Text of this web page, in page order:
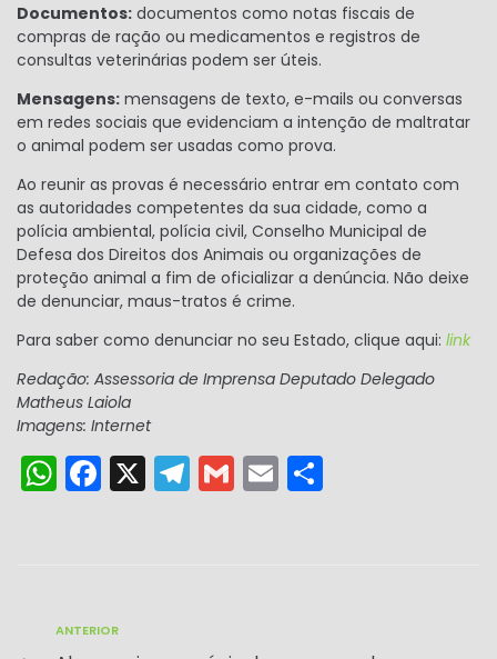
Documentos: documentos como notas fiscais de
compras de ração ou medicamentos e registros de
consultas veterinárias podem ser úteis.
Mensagens: mensagens de texto, e-mails ou conversas
em redes sociais que evidenciam a intenção de maltratar
o animal podem ser usadas como prova.
Ao reunir as provas é necessário entrar em contato com
as autoridades competentes da sua cidade, como a
polícia ambiental, polícia civil, Conselho Municipal de
Defesa dos Direitos dos Animais ou organizações de
proteção animal a fim de oficializar a denúncia. Não deixe
de denunciar, maus-tratos é crime.
Para saber como denunciar no seu Estado, clique aqui: link
Redação: Assessoria de Imprensa Deputado Delegado
Matheus Laiola
Imagens: Internet
W
h
A
F
a
b
X T
el
G
m
E
m
ANTERIOR